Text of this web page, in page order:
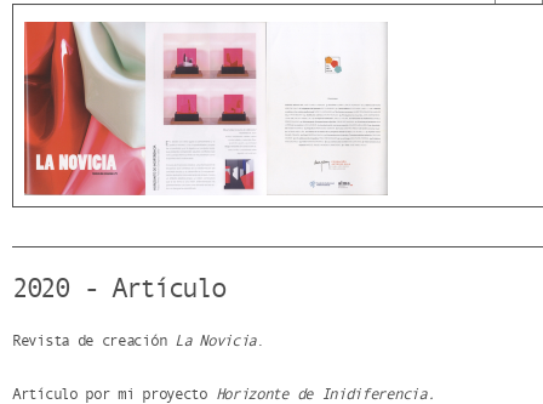
2020 - Artículo
Revista de creación La Novicia.
Artículo por mi proyecto Horizonte de Inidiferencia.